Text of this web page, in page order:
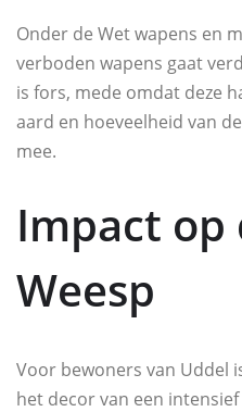
Onder de Wet wapens en
verboden wapens gaat
is fors, mede omdat deze
aard en hoeveelheid van
mee.
Impact op
Weesp
Voor bewoners van Uddel
het decor van een